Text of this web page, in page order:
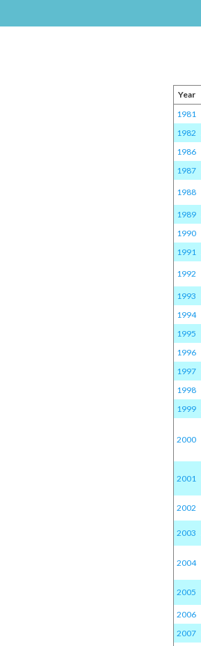
Year
1981
1982
1986
1987
1988
1989
1990
1991
1992
1993
1994
1995
1996
1997
1998
1999
2000
2001
2002
2003
2004
2005
2006
2007